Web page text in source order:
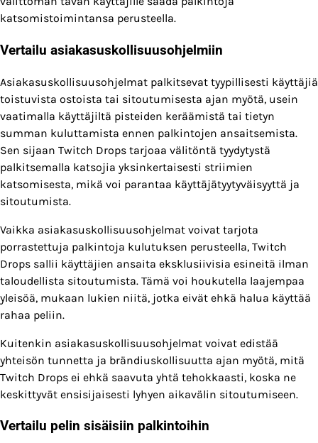
katsomistoimintansa perusteella.
Vertailu asiakasuskollisuusohjelmiin
Asiakasuskollisuusohjelmat palkitsevat tyypillisesti käyttäjiä
toistuvista ostoista tai sitoutumisesta ajan myötä, usein
vaatimalla käyttäjiltä pisteiden keräämistä tai tietyn
summan kuluttamista ennen palkintojen ansaitsemista.
Sen sijaan Twitch Drops tarjoaa välitöntä tyydytystä
palkitsemalla katsojia yksinkertaisesti striimien
katsomisesta, mikä voi parantaa käyttäjätyytyväisyyttä ja
sitoutumista.
Vaikka asiakasuskollisuusohjelmat voivat tarjota
porrastettuja palkintoja kulutuksen perusteella, Twitch
Drops sallii käyttäjien ansaita eksklusiivisia esineitä ilman
taloudellista sitoutumista. Tämä voi houkutella laajempaa
yleisöä, mukaan lukien niitä, jotka eivät ehkä halua käyttää
rahaa peliin.
Kuitenkin asiakasuskollisuusohjelmat voivat edistää
yhteisön tunnetta ja brändiuskollisuutta ajan myötä, mitä
Twitch Drops ei ehkä saavuta yhtä tehokkaasti, koska ne
keskittyvät ensisijaisesti lyhyen aikavälin sitoutumiseen.
Vertailu pelin sisäisiin palkintoihin